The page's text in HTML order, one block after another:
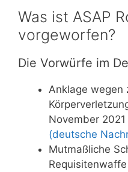
Was ist ASAP
vorgeworfen?
Die Vorwürfe im
Anklage wegen
November 2021
(deutsche
Mutmaßliche